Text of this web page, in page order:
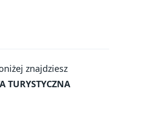
znajdziesz
TURYSTYCZNA